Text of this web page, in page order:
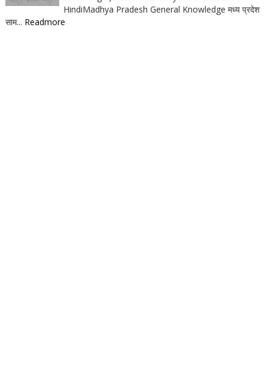
HindiMadhya Pradesh General Knowledge मध्य प्रदेश
साम... Readmore